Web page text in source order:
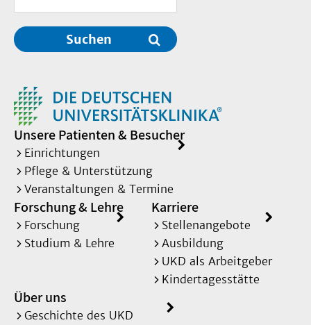
Suchen
Unsere Patienten & Besucher
Einrichtungen
Pflege & Unterstützung
Veranstaltungen & Termine
Forschung & Lehre
Forschung
Studium & Lehre
Karriere
Stellenangebote
Ausbildung
UKD als Arbeitgeber
Kindertagesstätte
Über uns
Geschichte des UKD